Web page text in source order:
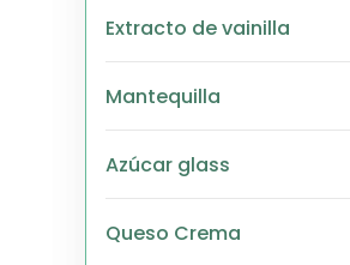
Extracto de vainilla
Mantequilla
Azúcar glass
Queso Crema